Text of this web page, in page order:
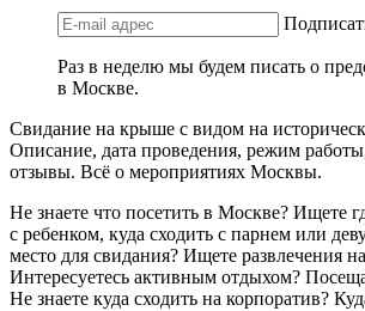
Раз в неделю мы будем писать о
в Москве.
Свидание на крыше с видом на
Описание, дата проведения, режим
отзывы. Всё о мероприятиях Москвы.
Не знаете что посетить в Москве? Ищете
с ребенком, куда сходить с парнем или
место для свидания? Ищете развлечения
Интересуетесь активным отдыхом?
Не знаете куда сходить на корпоратив?